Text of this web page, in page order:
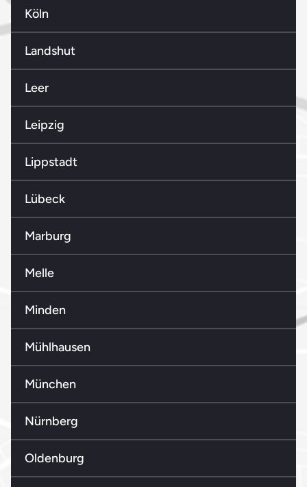
Köln
Landshut
Leer
Leipzig
Lippstadt
Lübeck
Marburg
Melle
Minden
Mühlhausen
München
Nürnberg
Oldenburg